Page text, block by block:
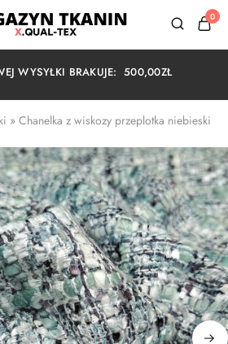
0
WYSYŁKI BRAKUJE:500,00ZŁ
» Chanelka z wiskozy przeplotka niebieski